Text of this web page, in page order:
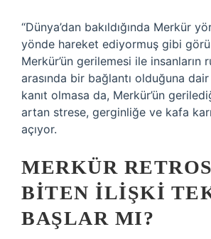
“Dünya’dan bakıldığında Merkür
yönde hareket ediyormuş gibi
Merkür’ün gerilemesi ile insanların
arasında bir bağlantı olduğuna
kanıt olmasa da, Merkür’ün
artan strese, gerginliğe ve kafa
açıyor.
MERKÜR
BITEN ILIŞKI
BAŞLAR MI?